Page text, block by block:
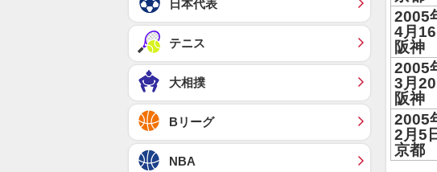
2005
4月16
阪神
2005
3月20
阪神
2005
2月5
京都
日本代表
テニス
大相撲
Bリーグ
NBA